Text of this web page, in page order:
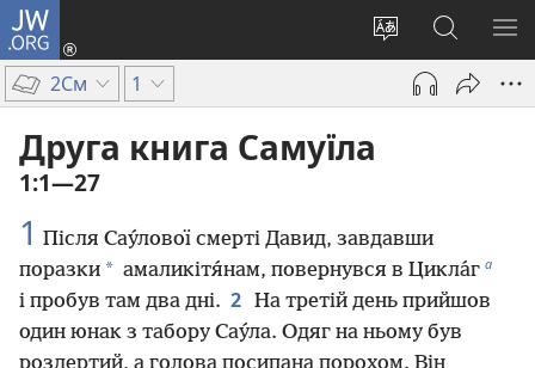
JW.ORG
Змінити
мову
сайту
Увійти
(відкривається
новому
Пошук
на
сайті
2См 1
Друга книга Самуїла
1:1—27
1 Після Сау́лової смерті Давид, завдавши
поразки * амаликітя́нам, повернувся в Цикла́г а
і пробув там два дні. 2 На третій день прийшов
один юнак з табору Сау́ла. Одяг на ньому був